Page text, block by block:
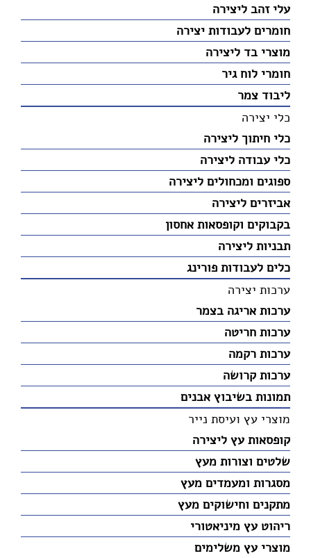
עלי זהב ליצירה
חומרים לעבודות יצירה
מוצרי בד ליצירה
חומרי לוח גיר
ליבוד צמר
כלי יצירה
כלי חיתוך ליצירה
כלי עבודה ליצירה
ספוגים ומכחולים ליצירה
אביזרים ליצירה
בקבוקים וקופסאות אחסון
תבניות ליצירה
כלים לעבודות פורינג
ערכות יצירה
ערכות אריגה בצמר
ערכות חריטה
ערכות רקמה
ערכות קרושה
תמונות בשיבוץ אבנים
מוצרי עץ ועיסת נייר
קופסאות עץ ליצירה
שלטים וצורות מעץ
מסגרות ומעמדים מעץ
מתקנים וחישוקים מעץ
ריהוט עץ מיניאטורי
מוצרי עץ משלימים